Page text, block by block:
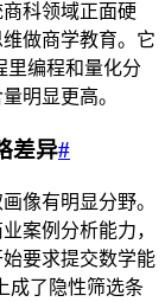
科领域正面硬
做商学教育。它
里编程和量化分
明显更高。
差异#
像有明显分野。
案例分析能力，
要求提交数学能
成了隐性筛选条